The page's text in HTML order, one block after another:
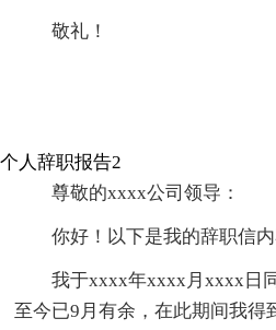
敬礼！
个人辞职报告2
尊敬的xxxx公司领导：
你好！以下是我的辞职信内
我于xxxx年xxxx月xxxx日
至今已9月有余，在此期间我